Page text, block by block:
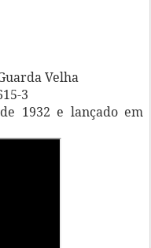
Velha
3
1932 e lançado em